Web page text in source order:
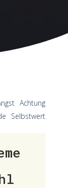
Achtung
Selbstwert